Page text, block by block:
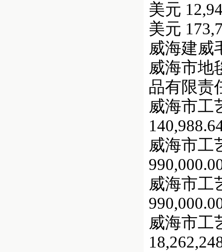
美元
美元
威海建威
威海市地
品有限责
威海市工
威海市工
威海市工
威海市工